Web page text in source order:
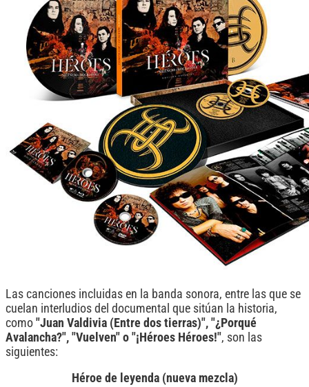
Las canciones incluidas en la banda sonora, entre las que se
cuelan interludios del documental que sitúan la historia,
como "Juan Valdivia (Entre dos tierras)", "¿Porqué
Avalancha?", "Vuelven" o "¡Héroes Héroes!", son las
siguientes:
Héroe de leyenda (nueva mezcla)